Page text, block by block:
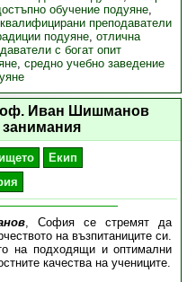
обучение подуяне,
квалифицирани преподаватели
подуяне, отлична
с богат опит
, средно учебно заведение
Иван Шишманов
Екип
, София се стремят да
на възпитаниците си.
на подходящи и оптимални
качества на учениците.